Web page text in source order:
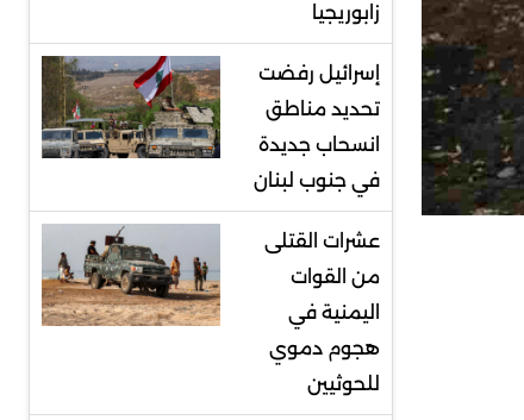
زابوريجيا
إسرائيل رفضت
تحديد مناطق
انسحاب جديدة
في جنوب لبنان
عشرات القتلى
من القوات
اليمنية في
هجوم دموي
للحوثيين